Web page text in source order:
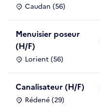
Caudan (56)
Menuisier poseur
(H/F)
Lorient (56)
Canalisateur (H/F)
Rédené (29)